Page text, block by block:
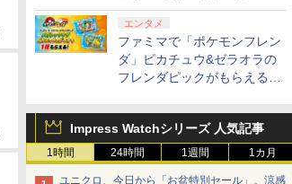
より1,500円から受付
エンタメ
ファミマで「ポケモンフレン
ダ」ピカチュウ&ゼラオラの
フレンダピックがもらえるキ
Impress Watchシリーズ 人気記事
1時間 24時間 1週間 1カ月
ユニクロ、今日から「お盆特別セール」。涼感